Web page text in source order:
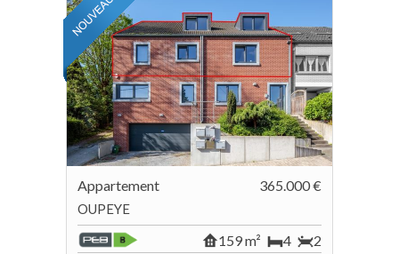
Appartement 365.000 €
OUPEYE
2
4
159 m²